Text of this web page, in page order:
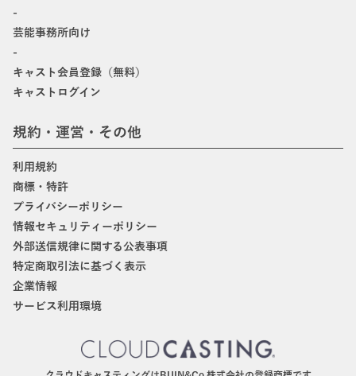
-
芸能事務所向け
-
キャスト会員登録（無料）
キャストログイン
規約・運営・その他
利用規約
商標・特許
プライバシーポリシー
情報セキュリティーポリシー
外部送信規律に関する公表事項
特定商取引法に基づく表示
企業情報
サービス利用環境